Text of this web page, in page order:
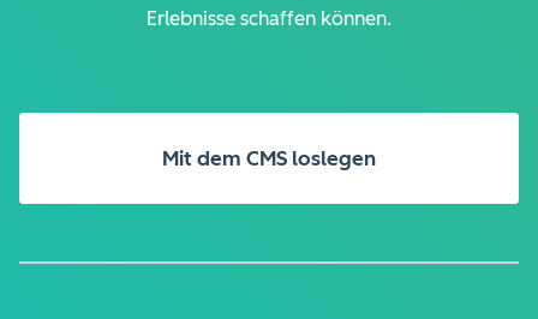
Erlebnisse schaffen können.
Mit dem CMS loslegen